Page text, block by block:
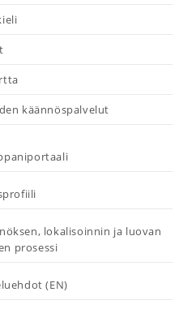
käännöspalvelut
lokalisoinnin ja luovan
prosessi
(EN)